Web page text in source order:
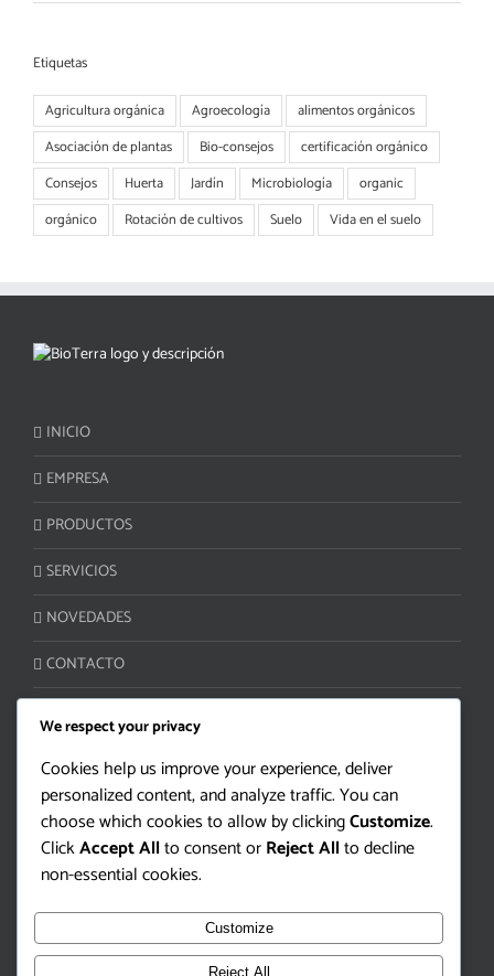
Etiquetas
Agricultura orgánica Agroecología
alimentos orgánicos
Asociación de plantas
Bio-consejos
certificación orgánico
Consejos
Huerta Jardín Microbiología
organic
orgánico
Rotación de cultivos Suelo Vida en el suelo
INICIO
EMPRESA
PRODUCTOS
SERVICIOS
NOVEDADES
CONTACTO
Camino Lloveras S/N Ruta 5 km 34
Juanicó, Canelones 90400 | Uruguay
Tel/Fax: +598 4330-2000
info@bioterra.com.uy
We respect your privacy
Cookies help us improve your experience, deliver
personalized content, and analyze traffic. You can
choose which cookies to allow by clickingCustomize.
ClickAccept Allto consent orReject Allto decline
non-essential cookies.
Customize
Reject All